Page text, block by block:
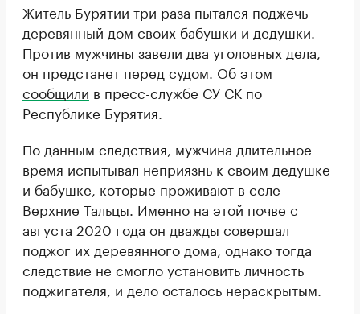
Житель Бурятии три раза пытался поджечь
деревянный дом своих бабушки и дедушки.
Против мужчины завели два уголовных дела,
он предстанет перед судом. Об этом
сообщили в пресс-службе СУ СК по
Республике Бурятия.
По данным следствия, мужчина длительное
время испытывал неприязнь к своим дедушке
и бабушке, которые проживают в селе
Верхние Тальцы. Именно на этой почве с
августа 2020 года он дважды совершал
поджог их деревянного дома, однако тогда
следствие не смогло установить личность
поджигателя, и дело осталось нераскрытым.